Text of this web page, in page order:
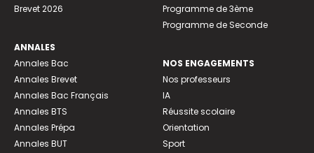
Brevet 2026
ANNALES
Annales Bac
Annales Brevet
Annales Bac Français
Annales BTS
Annales Prépa
Annales BUT
Programme de 3ème
Programme de Seconde
NOS ENGAGEMENTS
Nos professeurs
IA
Réussite scolaire
Orientation
Sport